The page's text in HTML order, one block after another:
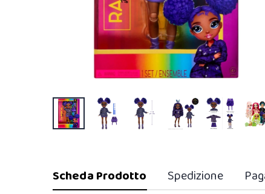
Scheda Prodotto Spedizione